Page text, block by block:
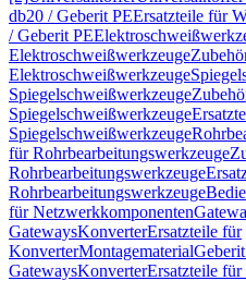
db20 / Geberit PEErsatzteile für
/ Geberit PE
Elektroschweißwerkzeuge
Elektroschweißwerkzeuge
Spiegelschweißwerkzeuge
Spiegelschweißwerkzeuge
Spiegelschweißwerkzeuge
für Rohrbearbeitungswerkzeuge
Rohrbearbeitungswerkzeuge
Rohrbearbeitungswerkzeuge
für Netzwerkkomponenten
GatewaysKonverterErsatzteile für
KonverterMontagematerial
GatewaysKonverterErsatzteile